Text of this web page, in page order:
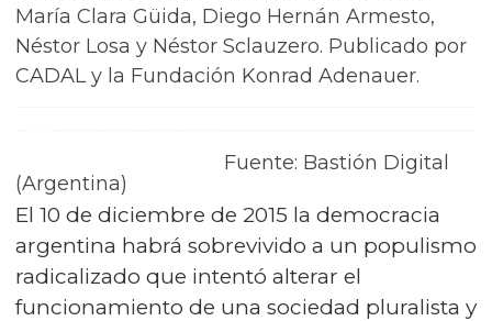
María Clara Güida, Diego Hernán Armesto,
Néstor Losa y Néstor Sclauzero. Publicado por
CADAL y la Fundación Konrad Adenauer.
Fuente: Bastión Digital
(Argentina)
El 10 de diciembre de 2015 la democracia
argentina habrá sobrevivido a un populismo
radicalizado que intentó alterar el
funcionamiento de una sociedad pluralista y